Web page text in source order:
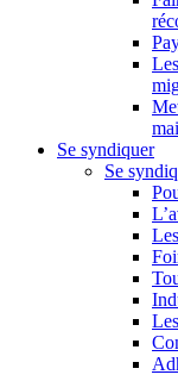
Se syndiquer
Se